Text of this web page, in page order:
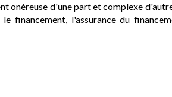
onéreuse d'une part et complexe
financement, l'assurance du